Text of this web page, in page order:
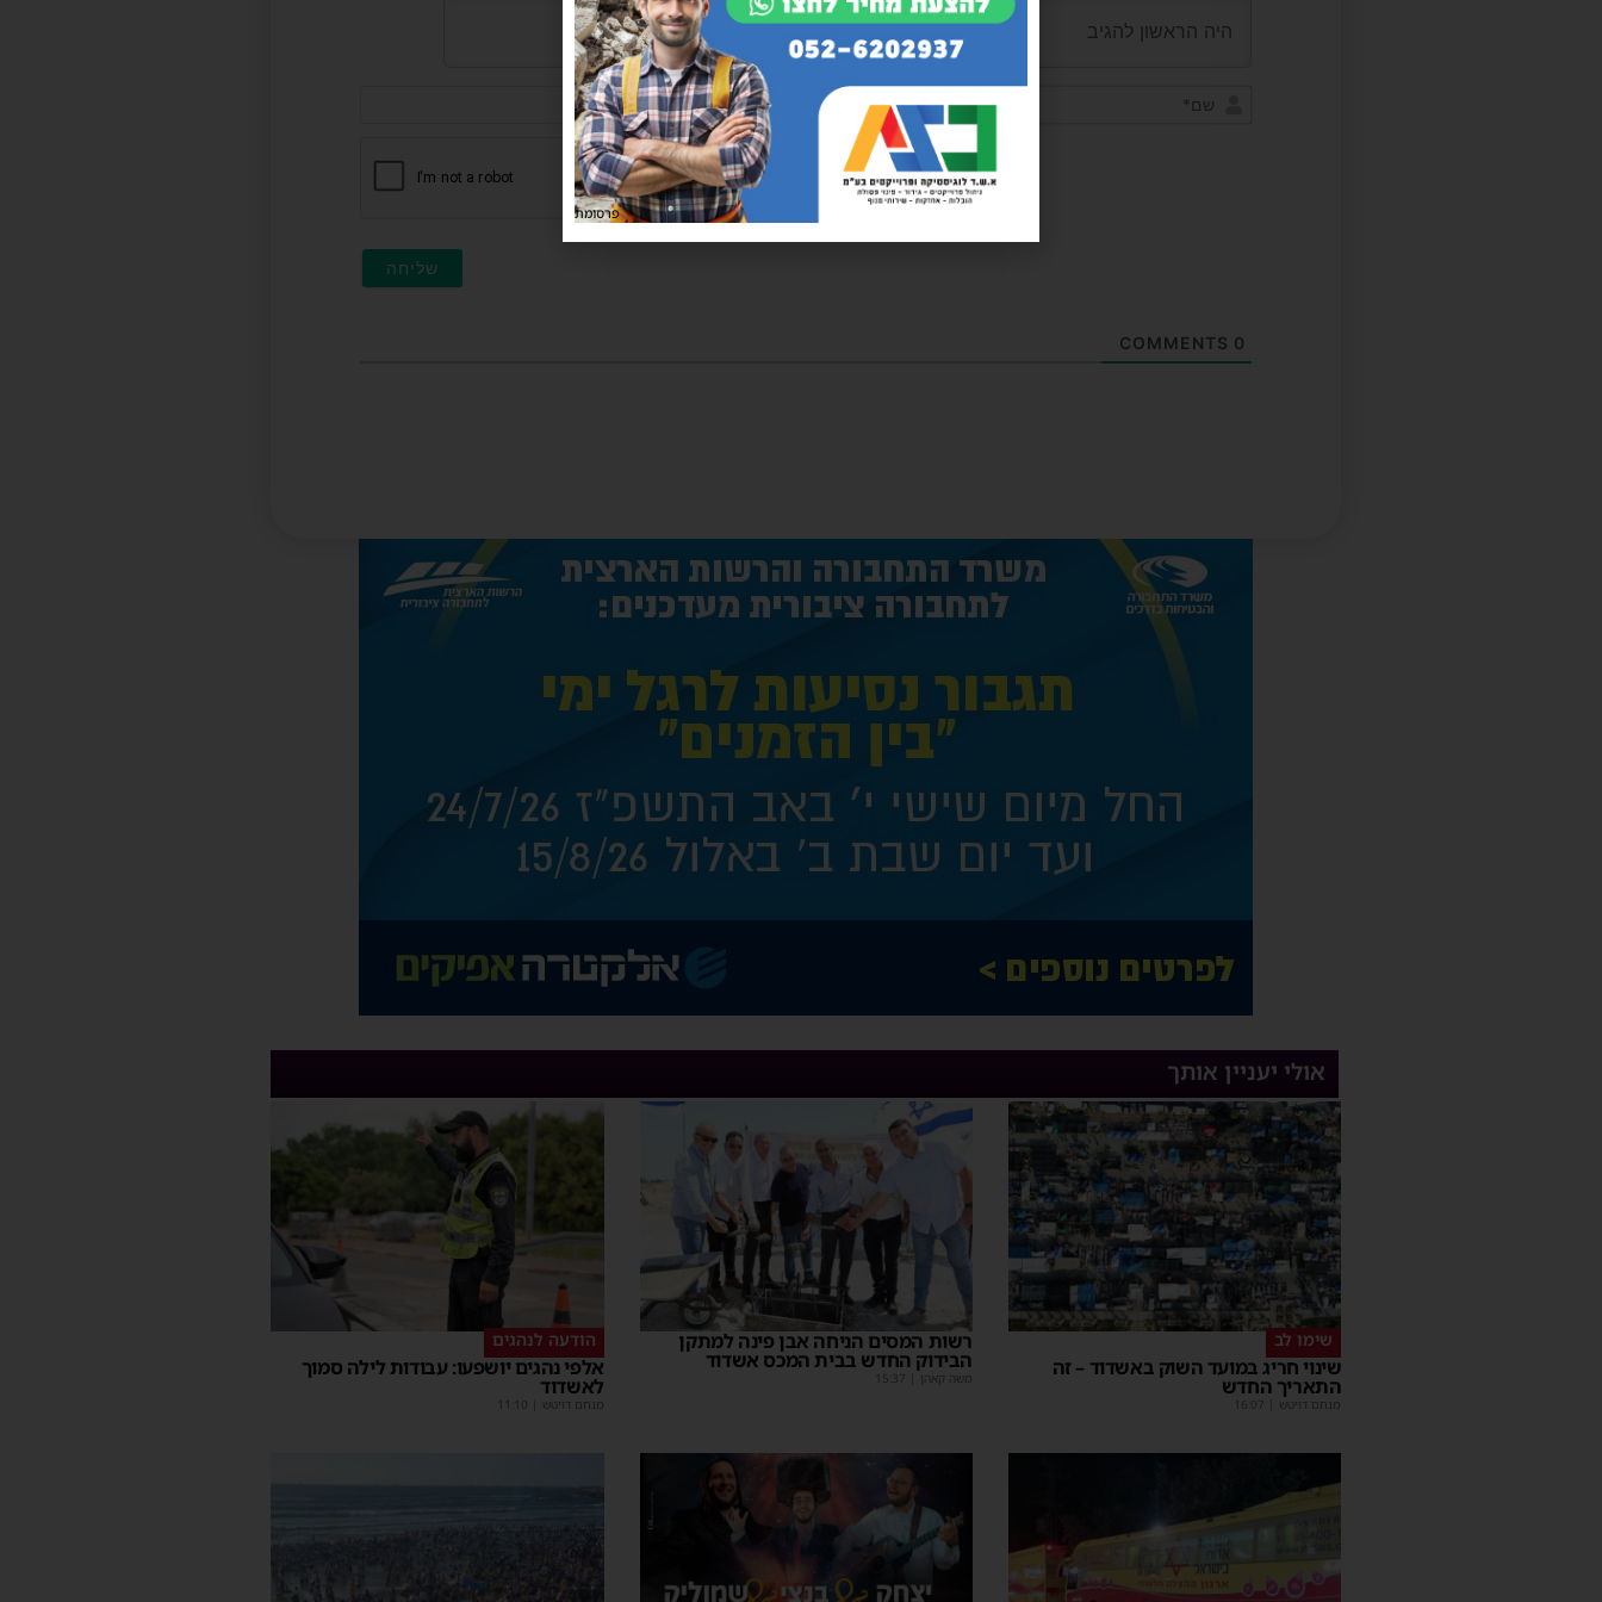
0
אולי יעניין אותך
שימו לב
שינוי חריג במועד השוק באשדוד – זה
התאריך החדש
מנחם דויטש 16:07
רשות המסים הניחה אבן פינה למתקן
הבידוק החדש בבית המכס אשדוד
משה קאהן 15:37
הודעה לנהגים
אלפי נהגים יושפעו: עבודות לילה סמוך
לאשדוד
מנחם דויטש 11:10
פרסומת